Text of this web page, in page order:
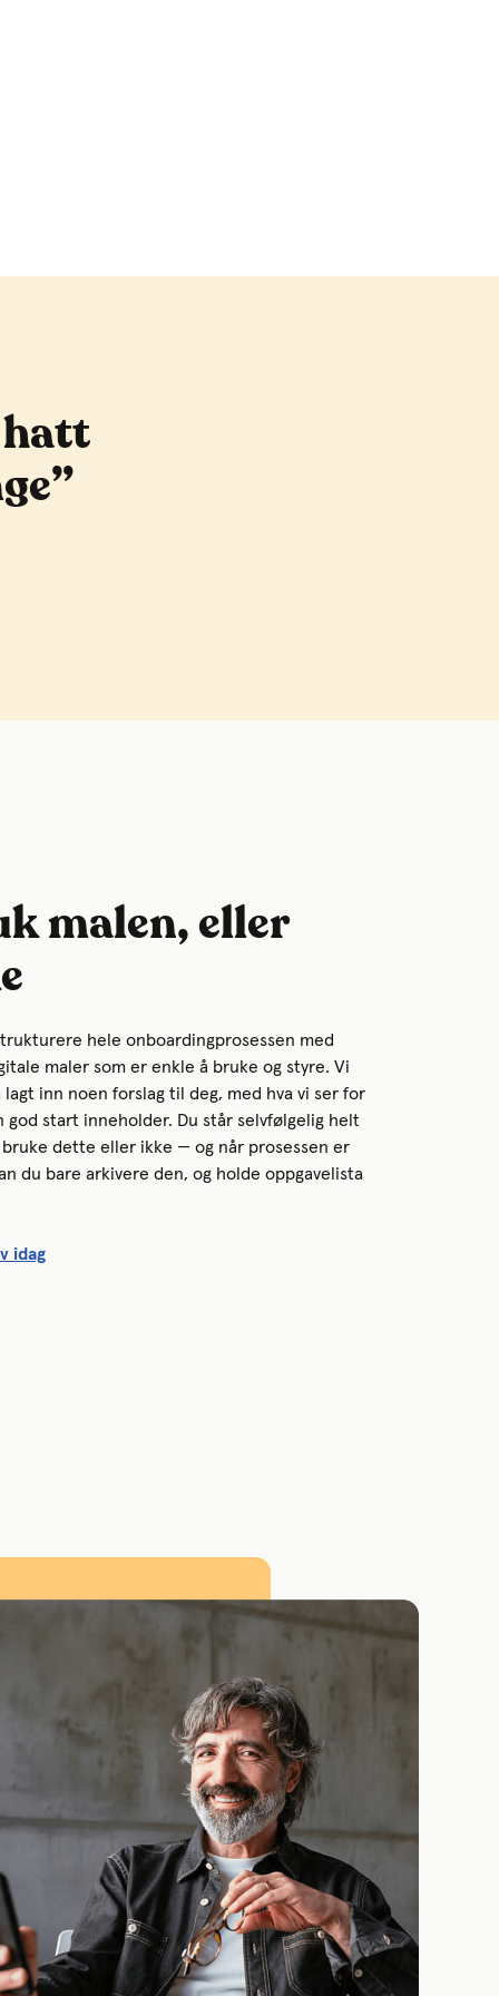
hatt
malen, eller
hele onboardingprosessen med
maler som er enkle å bruke og styre. Vi
lagt inn noen forslag til deg, med hva vi ser for
god start inneholder. Du står selvfølgelig helt
dette eller ikke — og når prosessen er
du bare arkivere den, og holde oppgavelista
idag